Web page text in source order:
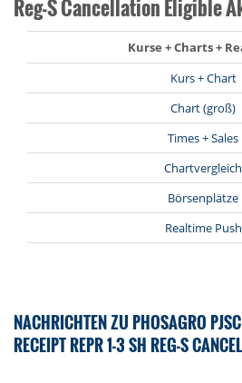
Reg-S Cancellation Eligible
Kurse + Charts +
Kurs + Chart
Chart (groß)
Times + Sales
Chartvergleich
Börsenplätze
Realtime Push
NACHRICHTEN ZU PHOSAGRO
RECEIPT REPR 1-3 SH REG-S